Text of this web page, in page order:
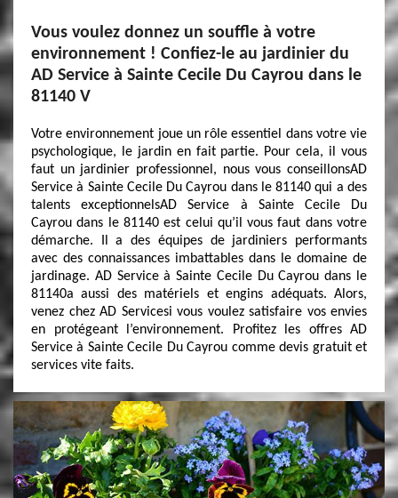
Vous voulez donnez un souffle à votre
environnement ! Confiez-le au jardinier du
AD Service à Sainte Cecile Du Cayrou dans le
81140 V
Votre environnement joue un rôle essentiel dans votre vie
psychologique, le jardin en fait partie. Pour cela, il vous
faut un jardinier professionnel, nous vous conseillonsAD
Service à Sainte Cecile Du Cayrou dans le 81140 qui a des
talents exceptionnelsAD Service à Sainte Cecile Du
Cayrou dans le 81140 est celui qu’il vous faut dans votre
démarche. Il a des équipes de jardiniers performants
avec des connaissances imbattables dans le domaine de
jardinage. AD Service à Sainte Cecile Du Cayrou dans le
81140a aussi des matériels et engins adéquats. Alors,
venez chez AD Servicesi vous voulez satisfaire vos envies
en protégeant l’environnement. Profitez les offres AD
Service à Sainte Cecile Du Cayrou comme devis gratuit et
services vite faits.